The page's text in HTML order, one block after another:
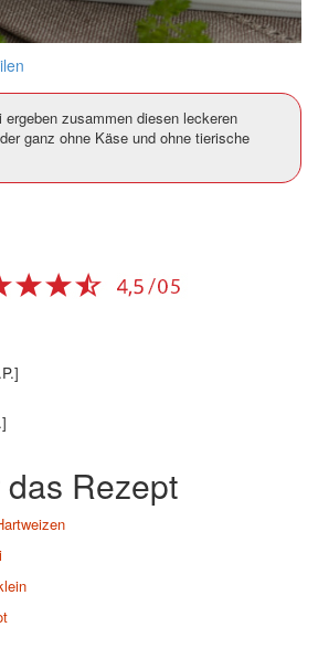
zusammen diesen leckeren
ganz ohne Käse und ohne tierische
Rezept